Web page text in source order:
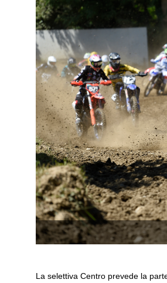
La selettiva Centro prevede la